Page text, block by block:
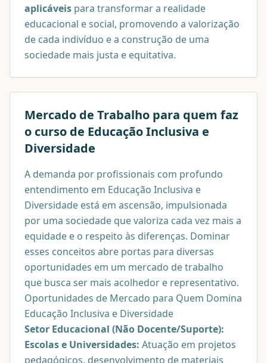
aplicáveis para transformar a realidade
educacional e social, promovendo a valorização
de cada indivíduo e a construção de uma
sociedade mais justa e equitativa.
Mercado de Trabalho para quem faz
o curso de Educação Inclusiva e
Diversidade
A demanda por profissionais com profundo
entendimento em Educação Inclusiva e
Diversidade está em ascensão, impulsionada
por uma sociedade que valoriza cada vez mais a
equidade e o respeito às diferenças. Dominar
esses conceitos abre portas para diversas
oportunidades em um mercado de trabalho
que busca ser mais acolhedor e representativo.
Oportunidades de Mercado para Quem Domina
Educação Inclusiva e Diversidade
Setor Educacional (Não Docente/Suporte):
Escolas e Universidades: Atuação em projetos
pedagógicos, desenvolvimento de materiais